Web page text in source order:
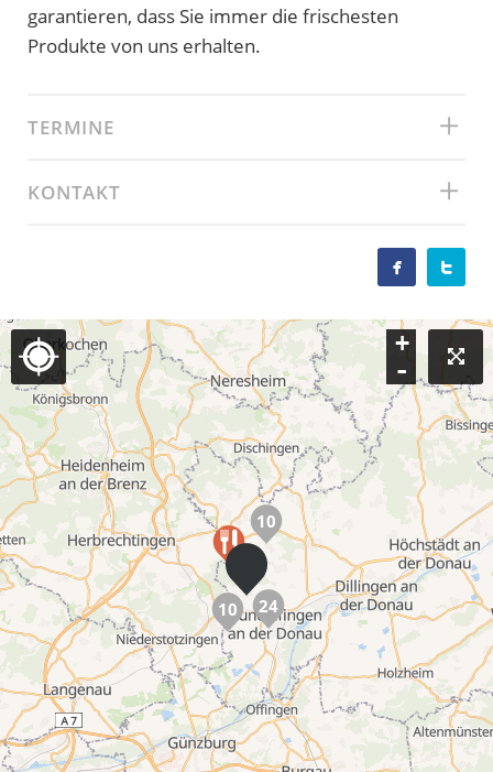
garantieren, dass Sie immer die frischesten
Produkte von uns erhalten.
TERMINE
KONTAKT
 
10
10
24
+
-